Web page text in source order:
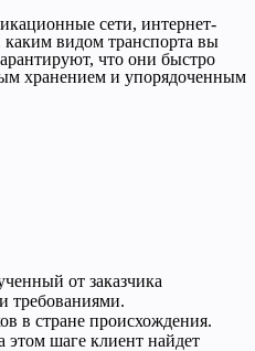
сети, интернет-
видом транспорта вы
что они быстро
хранением и упорядоченным
от заказчика
требованиями.
в стране происхождения.
этом шаге клиент найдет